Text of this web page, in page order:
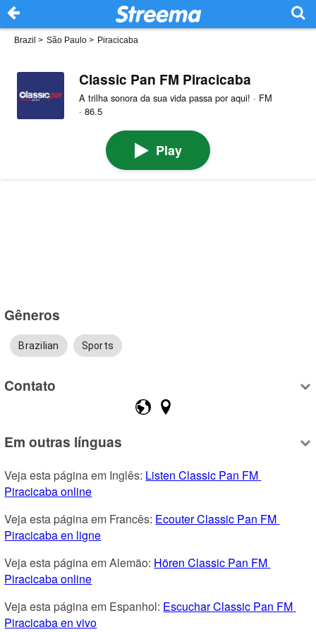
Brazil > São Paulo > Piracicaba
Classic Pan FM Piracicaba
A trilha sonora da sua vida passa por aqui! · FM
· 86.5
Play
Gêneros
Brazilian Sports
Contato
Em outras línguas
Veja esta página em Inglês: Listen Classic Pan FM
Piracicaba online
Veja esta página em Francês: Ecouter Classic Pan FM
Piracicaba en ligne
Veja esta página em Alemão: Hören Classic Pan FM
Piracicaba online
Veja esta página em Espanhol: Escuchar Classic Pan FM
Piracicaba en vivo